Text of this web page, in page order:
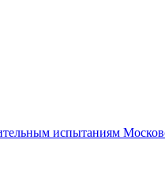
испытаниям